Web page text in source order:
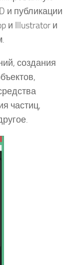
и публикации
и Illustrator и
создания
частиц,